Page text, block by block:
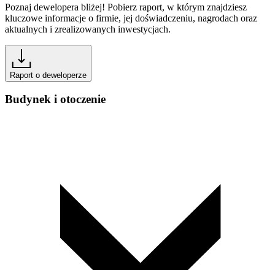
Poznaj dewelopera bliżej! Pobierz raport, w którym znajdziesz
kluczowe informacje o firmie, jej doświadczeniu, nagrodach oraz
aktualnych i zrealizowanych inwestycjach.
Raport o deweloperze
Budynek i otoczenie